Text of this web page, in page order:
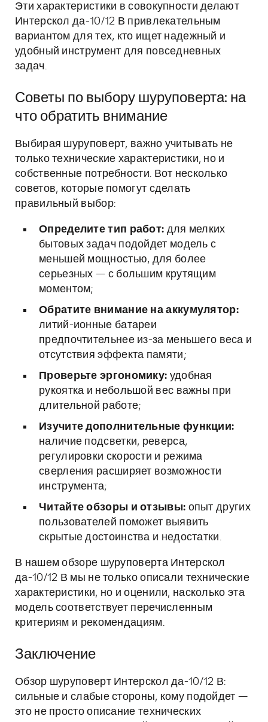
Эти характеристики в совокупности делают
Интерскол да-10/12 В привлекательным
вариантом для тех, кто ищет надежный и
удобный инструмент для повседневных
задач.
Советы по выбору шуруповерта: на
что обратить внимание
Выбирая шуруповерт, важно учитывать не
только технические характеристики, но и
собственные потребности. Вот несколько
советов, которые помогут сделать
правильный выбор:
Определите тип работ: для мелких
бытовых задач подойдет модель с
меньшей мощностью, для более
серьезных — с большим крутящим
моментом;
Обратите внимание на аккумулятор:
литий-ионные батареи
предпочтительнее из-за меньшего веса и
отсутствия эффекта памяти;
Проверьте эргономику: удобная
рукоятка и небольшой вес важны при
длительной работе;
Изучите дополнительные функции:
наличие подсветки, реверса,
регулировки скорости и режима
сверления расширяет возможности
инструмента;
Читайте обзоры и отзывы: опыт других
пользователей поможет выявить
скрытые достоинства и недостатки.
В нашем обзоре шуруповерта Интерскол
да-10/12 В мы не только описали технические
характеристики, но и оценили, насколько эта
модель соответствует перечисленным
критериям и рекомендациям.
Заключение
Обзор шуруповерт Интерскол да-10/12 В:
сильные и слабые стороны, кому подойдет —
это не просто описание технических